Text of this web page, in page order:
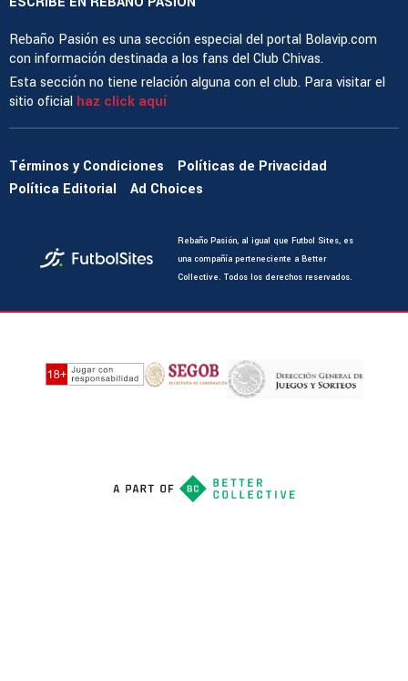
Rebaño Pasión es una sección especial del portal Bolavip.com
con información destinada a los fans del Club Chivas.
Esta sección no tiene relación alguna con el club. Para visitar el
sitio oficial haz click aquí
Términos y Condiciones
Políticas de Privacidad
Política Editorial
Ad Choices
Rebaño Pasión, al igual que Futbol Sites, es
una compañía perteneciente a Better
Collective. Todos los derechos reservados.